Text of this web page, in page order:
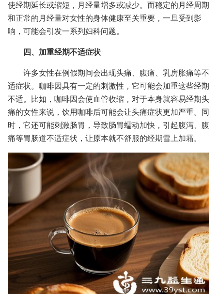
使经期延长或缩短，月经量增多或减少。而稳定的月经周期
和正常的月经量对女性的身体健康至关重要，一旦受到影
响，可能会引发一系列妇科问题。
四、加重经期不适症状
许多女性在例假期间会出现头痛、腹痛、乳房胀痛等不
适症状。咖啡因具有一定的刺激性，它可能会加重这些经期
不适。比如，咖啡因会使血管收缩，对于本身就容易经期头
痛的女性来说，饮用咖啡后可能会让头痛症状更加严重。同
时，它还可能刺激肠胃，导致肠胃蠕动加快，引起腹泻、腹
痛等胃肠道不适症状，让原本就不舒服的经期雪上加霜。